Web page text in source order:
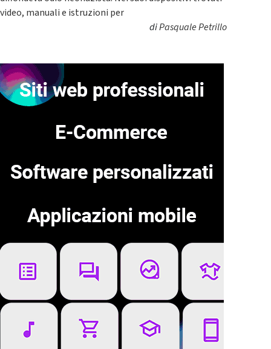
video, manuali e istruzioni per
diPasquale Petrillo